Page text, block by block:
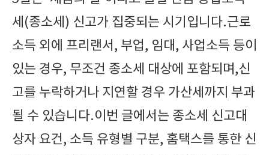
세(종소세) 신고가 집중되는 시기입니다.근로
소득 외에 프리랜서, 부업, 임대, 사업소득 등이
있는 경우, 무조건 종소세 대상에 포함되며,신
고를 누락하거나 지연할 경우 가산세까지 부과
될 수 있습니다.이번 글에서는 종소세 신고대
상자 요건, 소득 유형별 구분, 홈택스를 통한 신